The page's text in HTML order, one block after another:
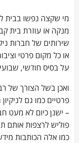
מי שקצה נפשו בבית
מנקה או עוזרת בית
שירותים של חברות
או כל מקום פרטי
על בסיס חודשי, שבועי
ואכן בשל הצורך של
פרטיים כמו גם
– ישנן כיום לא מעט
פוליש לרצפות אותם
כמו אלה הכותבות